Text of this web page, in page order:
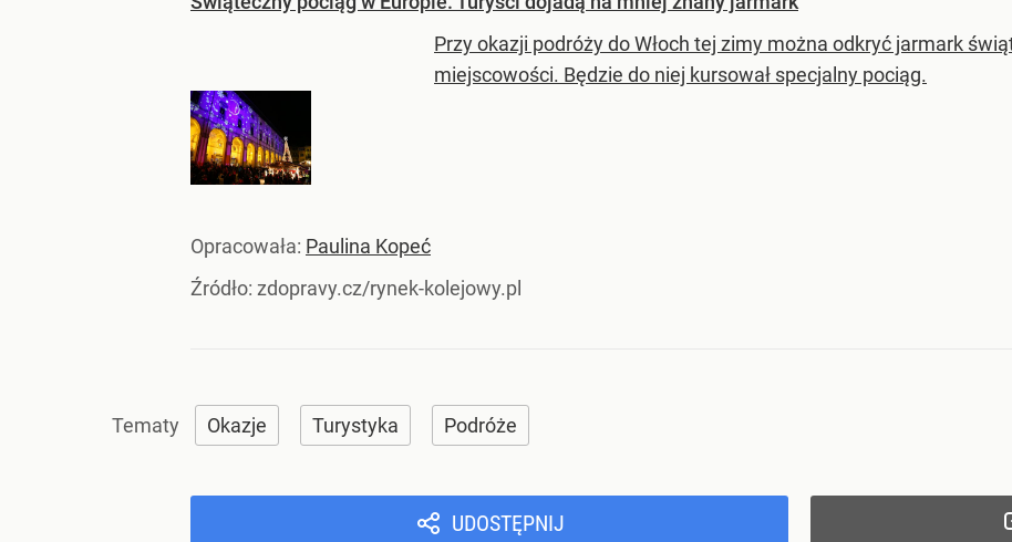
Przy okazji podróży do Włoch tej zimy można odkryć jarmark
miejscowości. Będzie do niej kursował specjalny pociąg.
Opracowała: Paulina Kopeć
Źródło: zdopravy.cz/rynek-kolejowy.pl
Okazje Turystyka Podróże
UDOSTĘPNIJ